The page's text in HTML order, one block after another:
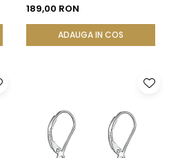
Naturale de Cuart
189,00 RON
ADAUGA IN COS